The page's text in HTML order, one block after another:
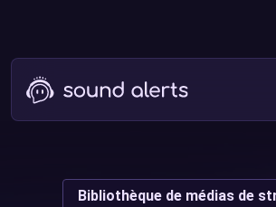
Bibliothèque de médias de